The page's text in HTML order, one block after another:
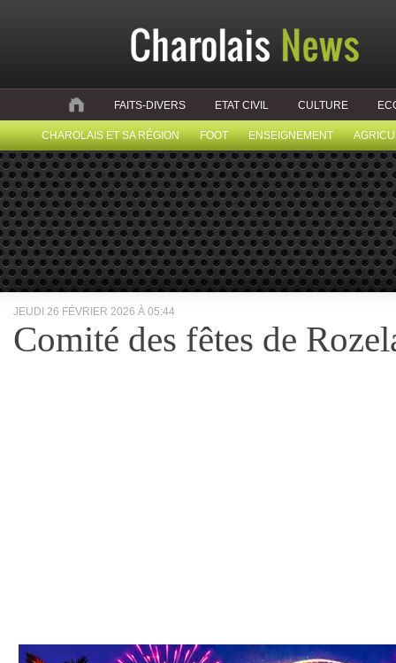
FAITS-DIVERS ETAT CIVIL CULTURE
CHAROLAIS ET SA RÉGION FOOT ENSEIGNEMENT
JEUDI 26 FÉVRIER 2026 À 05:44
Comité des fêtes de